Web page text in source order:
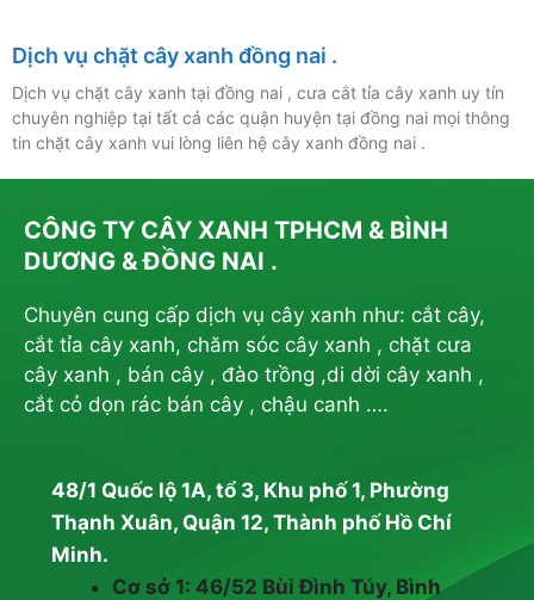
Dịch vụ chặt cây xanh đồng nai .
Dịch vụ chặt cây xanh tại đồng nai , cưa cắt tỉa cây xanh uy tín
chuyên nghiệp tại tất cả các quận huyện tại đồng nai mọi thông
tin chặt cây xanh vui lòng liên hệ cây xanh đồng nai .
CÔNG TY CÂY XANH TPHCM & BÌNH
DƯƠNG & ĐỒNG NAI .
Chuyên cung cấp dịch vụ cây xanh như: cắt cây,
cắt tỉa cây xanh, chăm sóc cây xanh , chặt cưa
cây xanh , bán cây , đào trồng ,di dời cây xanh ,
cắt cỏ dọn rác bán cây , chậu canh ….
48/1 Quốc lộ 1A, tổ 3, Khu phố 1, Phường
Thạnh Xuân, Quận 12, Thành phố Hồ Chí
Minh.
Cơ sở 1: 46/52 Bùi Đình Túy, Bình